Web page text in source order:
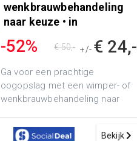
wenkbrauwbehandeling
naar keuze • in
-52% +/- € 24,-
€ 50,-
Ga voor een prachtige
oogopslag met een wimper- of
wenkbrauwbehandeling naar
by Saritha: laat...
Bekijk